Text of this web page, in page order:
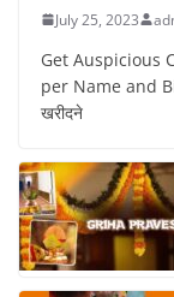
July 25, 2023
Get Auspicious
per Name and
खरीदने